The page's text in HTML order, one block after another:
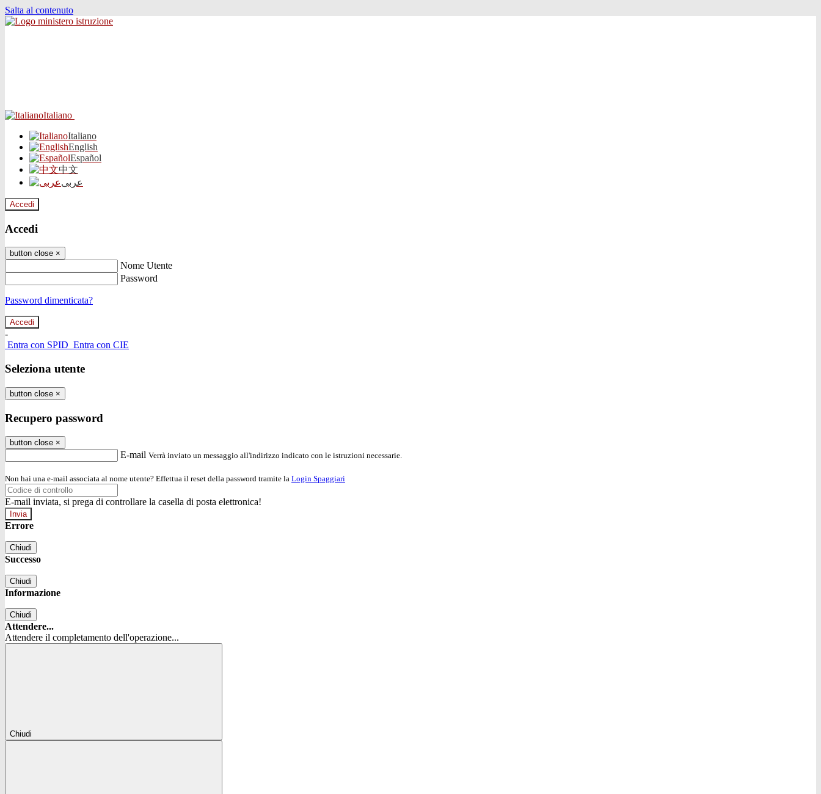
Salta al contenuto
Italiano
Italiano
English
Español
中文
عربى
Accedi
Accedi
button close ×
Nome Utente
Password
Password dimenticata?
-
Entra con SPID Entra con CIE
Seleziona utente
button close ×
Recupero password
button close ×
E-mail Verrà inviato un messaggio all'indirizzo indicato con le istruzioni necessarie.
Non hai una e-mail associata al nome utente? Effettua il reset della password tramite la Login Spaggiari
E-mail inviata, si prega di controllare la casella di posta elettronica!
Errore
Chiudi
Successo
Chiudi
Informazione
Chiudi
Attendere...
Attendere il completamento dell'operazione...
Chiudi